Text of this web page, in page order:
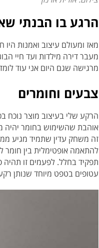
הרגע בו הבנתי
מעבר דירה מילדות ועד חיי
מרגישה שגם היום אני עוד
צבעים וחומרים
הרקע שלי בעיצוב מוצר נוכח
אוהבת שהשימוש בחומר יהיה
זה משחק עדין שתמיד מגיע
להתאמה אופטימלית בין חומר
תפקיד בחלל. לפעמים זו תהיה
עטופים בטפט מיוחד שנותן